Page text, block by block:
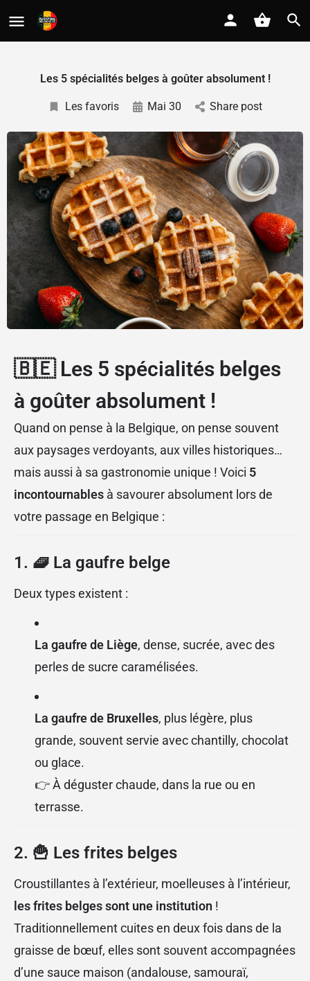
Les 5 spécialités belges à goûter absolument !
Les favoris Mai 30 Share post
🇧🇪 Les 5 spécialités belges
à goûter absolument !
Quand on pense à la Belgique, on pense souvent
aux paysages verdoyants, aux villes historiques…
mais aussi à sa gastronomie unique ! Voici 5
incontournables à savourer absolument lors de
votre passage en Belgique :
1. 🧇 La gaufre belge
Deux types existent :
La gaufre de Liège, dense, sucrée, avec des
perles de sucre caramélisées.
La gaufre de Bruxelles, plus légère, plus
grande, souvent servie avec chantilly, chocolat
ou glace.
👉 À déguster chaude, dans la rue ou en
terrasse.
2. 🍟 Les frites belges
Croustillantes à l’extérieur, moelleuses à l’intérieur,
les frites belges sont une institution !
Traditionnellement cuites en deux fois dans de la
graisse de bœuf, elles sont souvent accompagnées
d’une sauce maison (andalouse, samouraï,